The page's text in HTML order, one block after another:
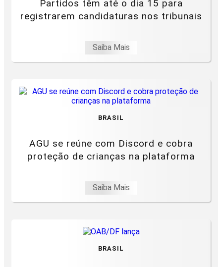
Partidos têm até o dia 15 para
registrarem candidaturas nos tribunais
Saiba Mais
BRASIL
AGU se reúne com Discord e cobra
proteção de crianças na plataforma
Saiba Mais
BRASIL